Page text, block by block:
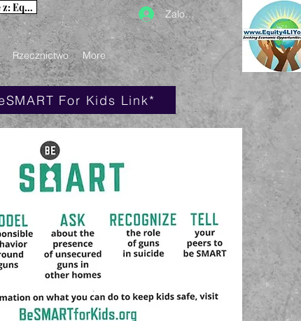
Rzecznictwo More
Zaloguj się
Aby uzyskać informacje na naszej stronie internetowej, skontaktuj się z: Equity4LIYouth@gmail.com
For Kids Link*